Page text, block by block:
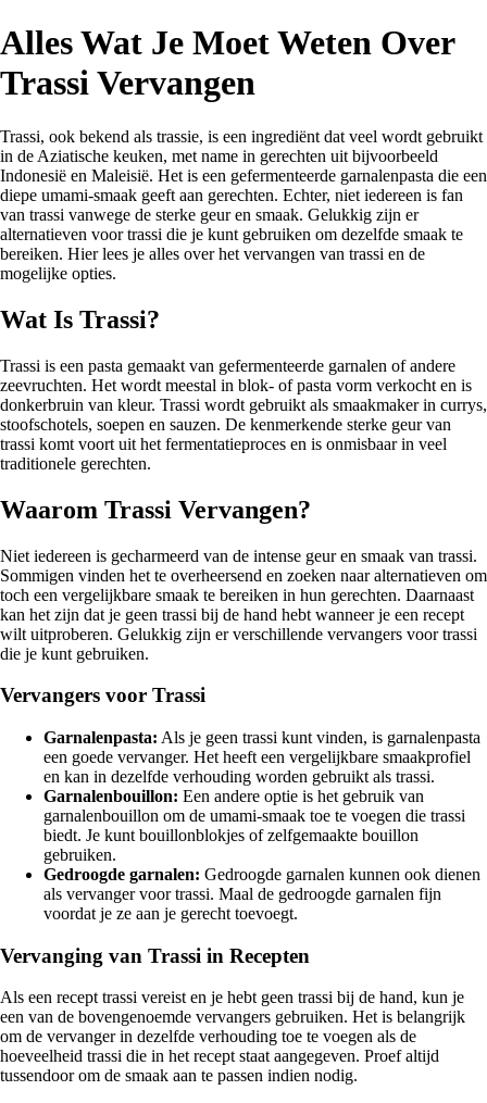
Alles Wat Je Moet Weten Over
Trassi Vervangen
Trassi, ook bekend als trassie, is een ingrediënt dat veel wordt gebruikt
in de Aziatische keuken, met name in gerechten uit bijvoorbeeld
Indonesië en Maleisië. Het is een gefermenteerde garnalenpasta die een
diepe umami-smaak geeft aan gerechten. Echter, niet iedereen is fan
van trassi vanwege de sterke geur en smaak. Gelukkig zijn er
alternatieven voor trassi die je kunt gebruiken om dezelfde smaak te
bereiken. Hier lees je alles over het vervangen van trassi en de
mogelijke opties.
Wat Is Trassi?
Trassi is een pasta gemaakt van gefermenteerde garnalen of andere
zeevruchten. Het wordt meestal in blok- of pasta vorm verkocht en is
donkerbruin van kleur. Trassi wordt gebruikt als smaakmaker in currys,
stoofschotels, soepen en sauzen. De kenmerkende sterke geur van
trassi komt voort uit het fermentatieproces en is onmisbaar in veel
traditionele gerechten.
Waarom Trassi Vervangen?
Niet iedereen is gecharmeerd van de intense geur en smaak van trassi.
Sommigen vinden het te overheersend en zoeken naar alternatieven om
toch een vergelijkbare smaak te bereiken in hun gerechten. Daarnaast
kan het zijn dat je geen trassi bij de hand hebt wanneer je een recept
wilt uitproberen. Gelukkig zijn er verschillende vervangers voor trassi
die je kunt gebruiken.
Vervangers voor Trassi
Garnalenpasta: Als je geen trassi kunt vinden, is garnalenpasta
een goede vervanger. Het heeft een vergelijkbare smaakprofiel
en kan in dezelfde verhouding worden gebruikt als trassi.
Garnalenbouillon: Een andere optie is het gebruik van
garnalenbouillon om de umami-smaak toe te voegen die trassi
biedt. Je kunt bouillonblokjes of zelfgemaakte bouillon
gebruiken.
Gedroogde garnalen: Gedroogde garnalen kunnen ook dienen
als vervanger voor trassi. Maal de gedroogde garnalen fijn
voordat je ze aan je gerecht toevoegt.
Vervanging van Trassi in Recepten
Als een recept trassi vereist en je hebt geen trassi bij de hand, kun je
een van de bovengenoemde vervangers gebruiken. Het is belangrijk
om de vervanger in dezelfde verhouding toe te voegen als de
hoeveelheid trassi die in het recept staat aangegeven. Proef altijd
tussendoor om de smaak aan te passen indien nodig.